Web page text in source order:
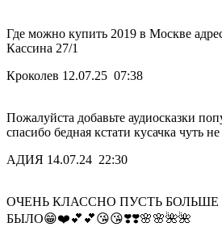
Где можно купить 2019 в Москве
Кассина 27/1
Кроколев 12.07.25 07:38
Пожалуйста добавьте аудиосказки
спасибо бедная кстати кусачка чуть
АДИЯ 14.07.24 22:30
ОЧЕНЬ КЛАССНО ПУСТЬ
БЫЛО😁❤️💕💕😘😘❣️❣️🌸🌸🌺🌺